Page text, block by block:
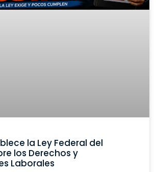
la Ley Federal del
los Derechos y
Laborales